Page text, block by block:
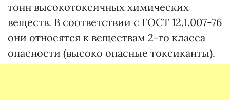
тонн высокотоксичных химических
веществ. В соответствии с ГОСТ 12.1.007-76
они относятся к веществам 2-го класса
опасности (высоко опасные токсиканты).